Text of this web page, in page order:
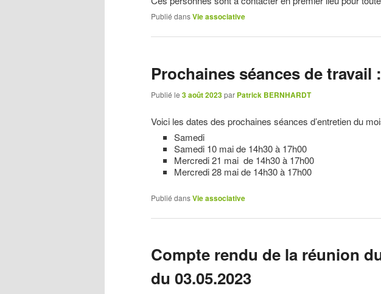
Publié dansVie associative
Prochaines séances de travail :
Publié le 3 août 2023par Patrick BERNHARDT
Voici les dates des prochaines séances d’entretien du
Samedi
Samedi 10 mai de 14h30 à 17h00
Mercredi 21 mai de 14h30 à 17h00
Mercredi 28 mai de 14h30 à 17h00
Publié dansVie associative
Compte rendu de la réunion
du 03.05.2023